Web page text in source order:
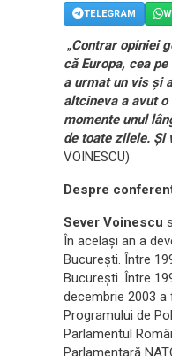
TELEGRAM
„Contrar opiniei
că Europa, cea
a urmat un vis și
altcineva a avut
momente unul
de toate zilele.
VOINESCU)
Despre
Sever Voinescu
În același an a
București. Între
București. Între
decembrie 2003 a
Programului de
Parlamentul
Parlamentară